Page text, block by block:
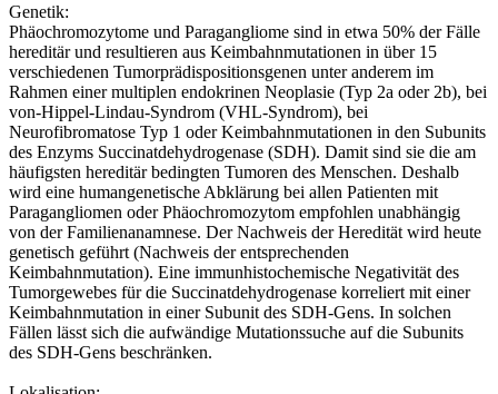
Genetik:
Phäochromozytome und Paragangliome sind in etwa 50% der Fälle
hereditär und resultieren aus Keimbahnmutationen in über 15
verschiedenen Tumorprädispositionsgenen unter anderem im
Rahmen einer multiplen endokrinen Neoplasie (Typ 2a oder 2b), bei
von-Hippel-Lindau-Syndrom (VHL-Syndrom), bei
Neurofibromatose Typ 1 oder Keimbahnmutationen in den Subunits
des Enzyms Succinatdehydrogenase (SDH). Damit sind sie die am
häufigsten hereditär bedingten Tumoren des Menschen. Deshalb
wird eine humangenetische Abklärung bei allen Patienten mit
Paragangliomen oder Phäochromozytom empfohlen unabhängig
von der Familienanamnese. Der Nachweis der Heredität wird heute
genetisch geführt (Nachweis der entsprechenden
Keimbahnmutation). Eine immunhistochemische Negativität des
Tumorgewebes für die Succinatdehydrogenase korreliert mit einer
Keimbahnmutation in einer Subunit des SDH-Gens. In solchen
Fällen lässt sich die aufwändige Mutationssuche auf die Subunits
des SDH-Gens beschränken.